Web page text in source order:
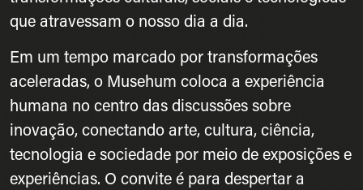
que atravessam o nosso dia a dia.
Em um tempo marcado por transformações
aceleradas, o Musehum coloca a experiência
humana no centro das discussões sobre
inovação, conectando arte, cultura, ciência,
tecnologia e sociedade por meio de exposições e
experiências. O convite é para despertar a